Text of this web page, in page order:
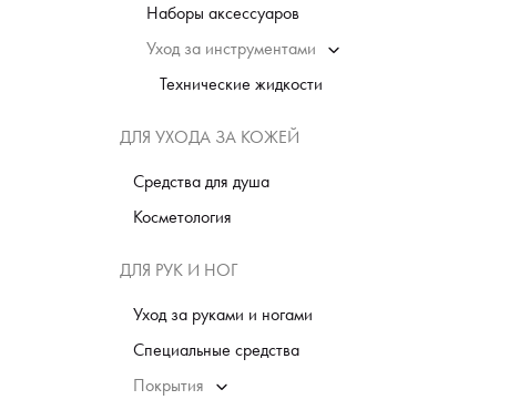
Наборы аксессуаров
Уход за инструментами
Технические жидкости
ДЛЯ УХОДА ЗА КОЖЕЙ
Средства для душа
Косметология
ДЛЯ РУК И НОГ
Уход за руками и ногами
Специальные средства
Покрытия